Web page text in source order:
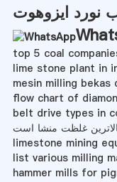
top 5 coal
lime stone plant in
mesin milling bekas
flow chart of
belt drive types in
غلظت منشا است
limestone mining
list various milling
hammer mills for